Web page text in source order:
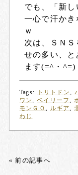
でも、「新
一心で汗かき
ｗ
次は、ＳＮ
せの多い、と
ます(=^・^=)
Tags: トリトドン,
ワン,ベイリーフ,
モンＧＯ, ルギア,
わじ
« 前の記事へ